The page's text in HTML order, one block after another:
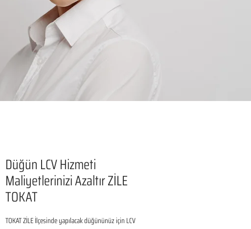
Düğün LCV Hizmeti
Maliyetlerinizi Azaltır ZİLE
TOKAT
TOKAT ZİLE İlçesinde yapılacak düğününüz için LCV